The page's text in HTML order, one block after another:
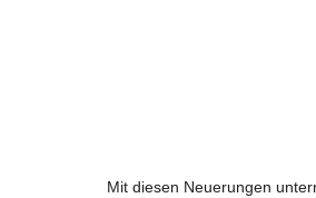
Mit diesen Neuerungen